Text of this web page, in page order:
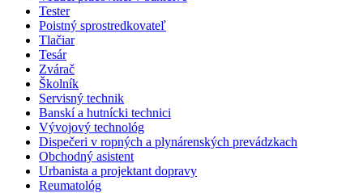
Tester
Poistný sprostredkovateľ
Tlačiar
Tesár
Zvárač
Školník
Servisný technik
Banskí a hutnícki technici
Vývojový technológ
Dispečeri v ropných a plynárenských prevádzkach
Obchodný asistent
Urbanista a projektant dopravy
Reumatológ